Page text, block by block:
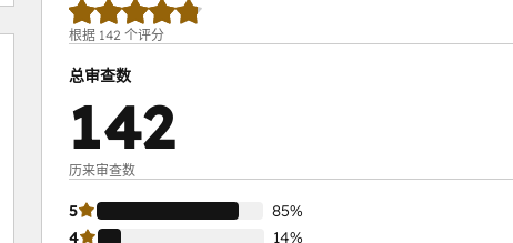
根据 142 个评分
总审查数
142
历来审查数
5
85%
4
14%